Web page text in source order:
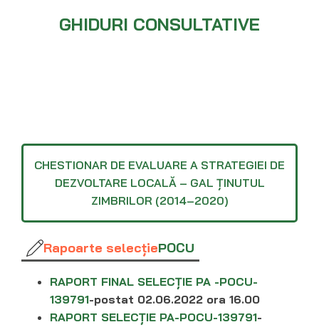
GHIDURI CONSULTATIVE
CHESTIONAR DE EVALUARE A STRATEGIEI DE
DEZVOLTARE LOCALĂ – GAL ȚINUTUL
ZIMBRILOR (2014–2020)
Rapoarte selecțiePOCU
RAPORT FINAL SELECȚIE PA -POCU-
139791-postat 02.06.2022 ora 16.00
RAPORT SELECȚIE PA-POCU-139791-